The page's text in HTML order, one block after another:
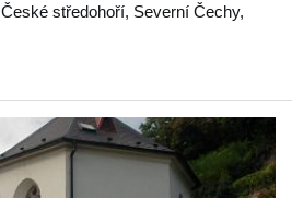
České středohoří, Severní Čechy,